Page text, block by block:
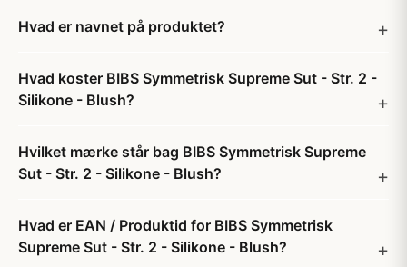
Hvad er navnet på produktet?
Hvad koster BIBS Symmetrisk Supreme Sut - Str. 2 -
Silikone - Blush?
Hvilket mærke står bag BIBS Symmetrisk Supreme
Sut - Str. 2 - Silikone - Blush?
Hvad er EAN / Produktid for BIBS Symmetrisk
Supreme Sut - Str. 2 - Silikone - Blush?